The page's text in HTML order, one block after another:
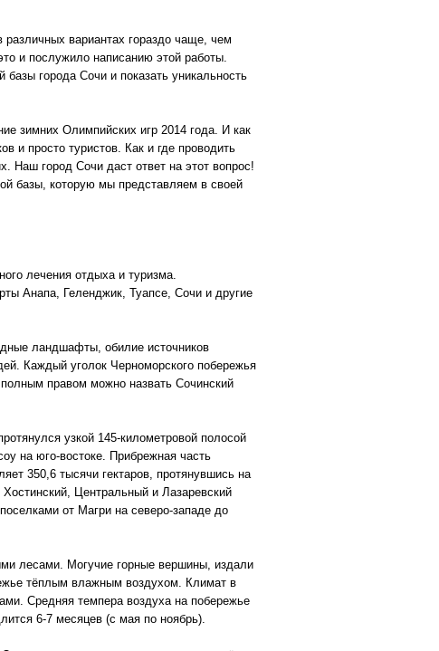
вариантах гораздо чаще, чем
и послужило написанию этой работы.
города Сочи и показать уникальность
зимних Олимпийских игр 2014 года. И как
и просто туристов. Как и где проводить
Наш город Сочи даст ответ на этот вопрос!
базы, которую мы представляем в своей
лечения отдыха и туризма.
Анапа, Геленджик, Туапсе, Сочи и другие
ландшафты, обилие источников
Каждый уголок Черноморского побережья
правом можно назвать Сочинский
узкой 145-километровой полосой
на юго-востоке. Прибрежная часть
350,6 тысячи гектаров, протянувшись на
Центральный и Лазаревский
от Магри на северо-западе до
лесами. Могучие горные вершины, издали
тёплым влажным воздухом. Климат в
Средняя темпера воздуха на побережье
6-7 месяцев (с мая по ноябрь).